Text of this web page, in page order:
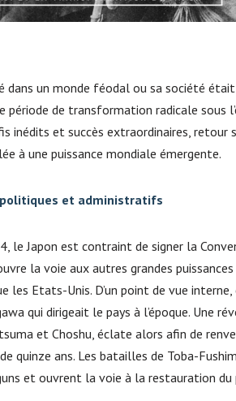
dans un monde féodal ou sa société
période de transformation radicale sous
inédits et succès extraordinaires,
à une puissance mondiale émergente.
et administratifs
le Japon est contraint de signer la
la voie aux autres grandes
les Etats-Unis. D’un point de vue
qui dirigeait le pays à l’époque. Une
et Choshu, éclate alors afin de
quinze ans. Les batailles de Toba-
et ouvrent la voie à la restauration du